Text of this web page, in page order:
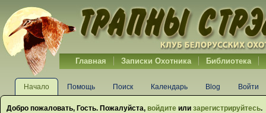
Главная Записки Охотника Библиотека
Начало Помощь Поиск Календарь Blog Войти
Добро пожаловать, Гость. Пожалуйста, войдите или зарегистрируйтесь.